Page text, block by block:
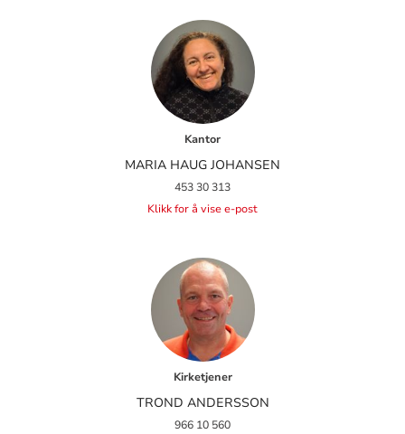
Kantor
MARIA HAUG JOHANSEN
453 30 313
Klikk for å vise e-post
Kirketjener
TROND ANDERSSON
966 10 560